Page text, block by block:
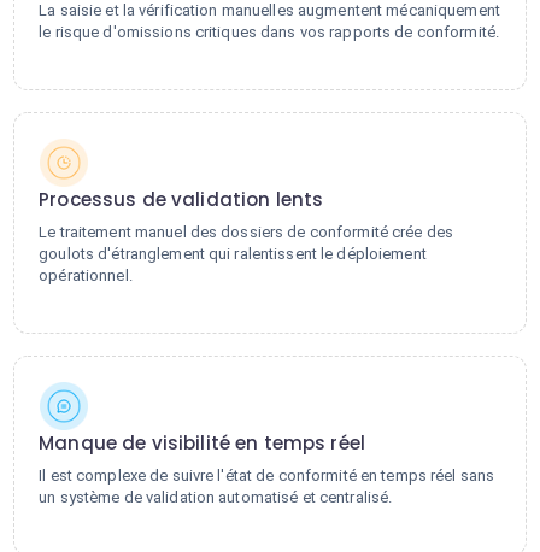
La saisie et la vérification manuelles augmentent mécaniquement
le risque d'omissions critiques dans vos rapports de conformité.
Processus de validation lents
Le traitement manuel des dossiers de conformité crée des
goulots d'étranglement qui ralentissent le déploiement
opérationnel.
Manque de visibilité en temps réel
Il est complexe de suivre l'état de conformité en temps réel sans
un système de validation automatisé et centralisé.